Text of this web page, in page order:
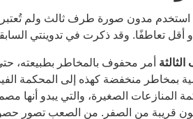
مدون صورة طرف ثالث ولم تُعتبر
أقل تعاطفًا. وقد ذكرت في تدوينتي
أمر محفوف بالمخاطر بطبيعته،
بمخاطر منخفضة كهذه إلى المحكمة
المنازعات الصغيرة، والتي يبدو أنها
تكون قريبة من الصفر. من الصعب تصور